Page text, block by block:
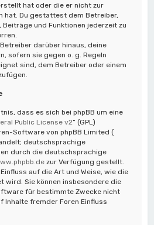
hat oder die er nicht zur
hat. Du gestattest dem Betreiber,
Beiträge und Funktionen jederzeit zu
darüber hinaus, deine
sofern sie gegen o. g. Regeln
sind, dem Betreiber oder einem
dass es sich bei phpBB um eine
Public License v2“ (GPL)
Software von phpBB Limited (
deutschsprachige
durch die deutschsprachige
zur Verfügung gestellt.
auf die Art und Weise, wie die
wird. Sie können insbesondere die
für bestimmte Zwecke nicht
Inhalte fremder Foren Einfluss